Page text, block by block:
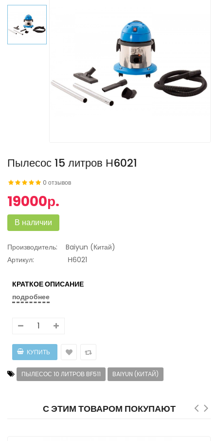
Пылесос 15 литров Н6021
0 отзывов
19000р.
В наличии
Производитель:
Baiyun (Китай)
Артикул:
Н6021
КРАТКОЕ ОПИСАНИЕ
подробнее
ПЫЛЕСОС 10 ЛИТРОВ BF511 BAIYUN (КИТАЙ)
С ЭТИМ ТОВАРОМ ПОКУПАЮТ